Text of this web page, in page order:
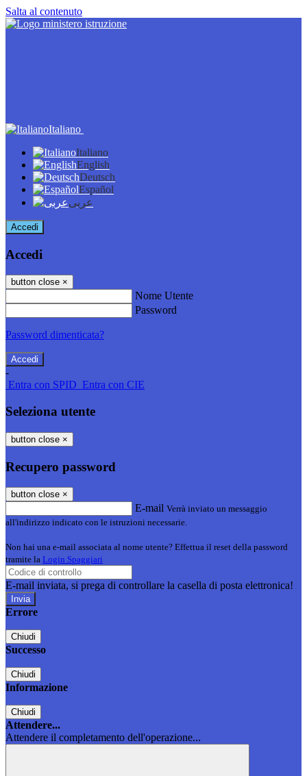
Salta al contenuto
Italiano
Italiano
English
Deutsch
Español
عربى
Accedi
Accedi
button close ×
Nome Utente
Password
Password dimenticata?
-
Entra con SPID Entra con CIE
Seleziona utente
button close ×
Recupero password
button close ×
E-mail Verrà inviato un messaggio
all'indirizzo indicato con le istruzioni necessarie.
Non hai una e-mail associata al nome utente? Effettua il reset della password
tramite la Login Spaggiari
E-mail inviata, si prega di controllare la casella di posta elettronica!
Errore
Chiudi
Successo
Chiudi
Informazione
Chiudi
Attendere...
Attendere il completamento dell'operazione...